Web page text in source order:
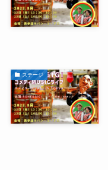
ステージ